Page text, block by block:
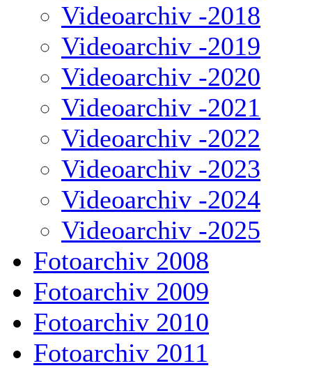
Videoarchiv -2018
Videoarchiv -2019
Videoarchiv -2020
Videoarchiv -2021
Videoarchiv -2022
Videoarchiv -2023
Videoarchiv -2024
Videoarchiv -2025
Fotoarchiv 2008
Fotoarchiv 2009
Fotoarchiv 2010
Fotoarchiv 2011